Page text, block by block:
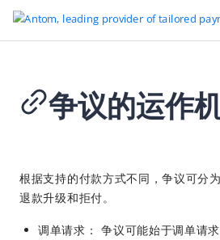
Go to Homepage
概览
了解争议
争议的运作机制
争议的运作
根据支持的付款方式不同，争议可分
退款升级和拒付。
调单请求： 争议可能始于调单请